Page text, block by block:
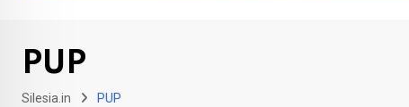
PUP
Silesia.in PUP